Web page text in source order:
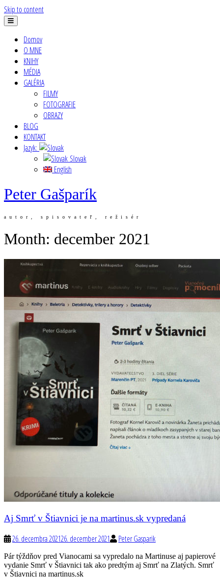
Skip to content
Domov
O MNE
KNIHY
MÉDIA
GALÉRIA
FILMY
FOTOGRAFIE
OBRAZY
BLOG
KONTAKT
Jazyk:
Slovak
English
Peter Gašparík
autor, spisovateľ, režisér
Month: december 2021
Aj Smrť v Štiavnici je na martinus.sk vypredaná
26. decembra 202126. december 2021 Peter Gasparik
Pár týždňov pred Vianocami sa vypredalo na Martinuse aj papierové
vydanie Smrť v Štiavnici tak ako predtým aj Smrť na Zlatých. Smrť
v Štiavnici na martinus.sk